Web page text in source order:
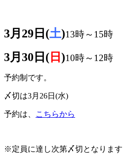
3月29日(土)13時～15時
3月30日( 日 )10時～12時
予約制です。
〆切は3月26日(水)
予約は、 こちらから
※定員に達し次第〆切となります